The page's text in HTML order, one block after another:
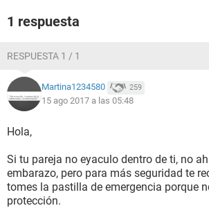
1 respuesta
RESPUESTA 1 / 1
Martina1234580 259
15 ago 2017 a las 05:48
Hola,
Si tu pareja no eyaculo dentro de ti, no
embarazo, pero para más seguridad te
tomes la pastilla de emergencia porque
protección.